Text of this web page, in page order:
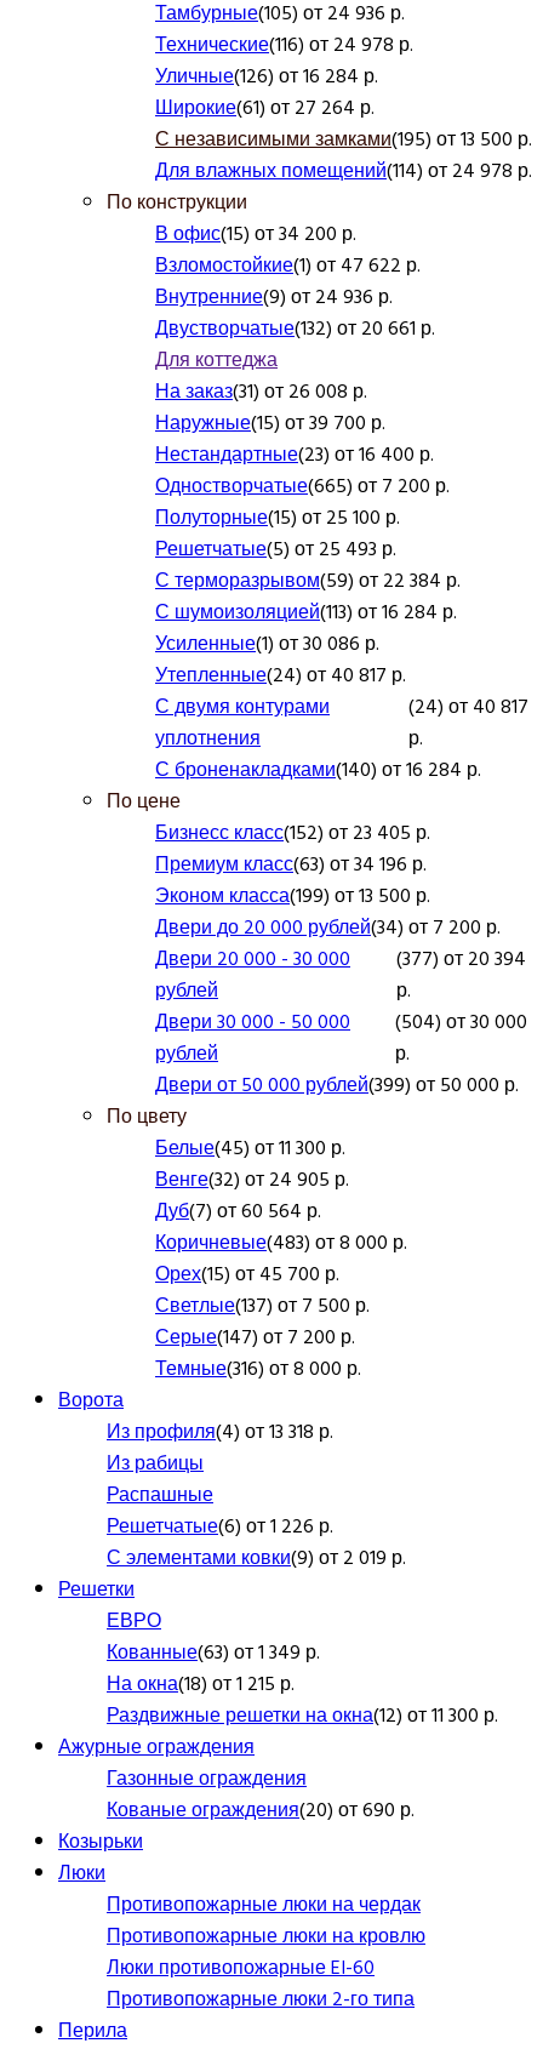
Тамбурные(105) от 24 936 р.
Технические(116) от 24 978 р.
Уличные(126) от 16 284 р.
Широкие(61) от 27 264 р.
С независимыми замками(195) от 13 500 р.
Для влажных помещений(114) от 24 978 р.
По конструкции
В офис(15) от 34 200 р.
Взломостойкие(1) от 47 622 р.
Внутренние(9) от 24 936 р.
Двустворчатые(132) от 20 661 р.
Для коттеджа
На заказ(31) от 26 008 р.
Наружные(15) от 39 700 р.
Нестандартные(23) от 16 400 р.
Одностворчатые(665) от 7 200 р.
Полуторные(15) от 25 100 р.
Решетчатые(5) от 25 493 р.
С терморазрывом(59) от 22 384 р.
С шумоизоляцией(113) от 16 284 р.
Усиленные(1) от 30 086 р.
Утепленные(24) от 40 817 р.
С двумя контурами
уплотнения
(24) от 40 817
р.
С броненакладками(140) от 16 284 р.
По цене
Бизнесс класс(152) от 23 405 р.
Премиум класс(63) от 34 196 р.
Эконом класса(199) от 13 500 р.
Двери до 20 000 рублей(34) от 7 200 р.
Двери 20 000 - 30 000
рублей
(377) от 20 394
р.
Двери 30 000 - 50 000
рублей
(504) от 30 000
р.
Двери от 50 000 рублей(399) от 50 000 р.
По цвету
Белые(45) от 11 300 р.
Венге(32) от 24 905 р.
Дуб(7) от 60 564 р.
Коричневые(483) от 8 000 р.
Орех(15) от 45 700 р.
Светлые(137) от 7 500 р.
Серые(147) от 7 200 р.
Темные(316) от 8 000 р.
Ворота
Из профиля(4) от 13 318 р.
Из рабицы
Распашные
Решетчатые(6) от 1 226 р.
С элементами ковки(9) от 2 019 р.
Решетки
ЕВРО
Кованные(63) от 1 349 р.
На окна(18) от 1 215 р.
Раздвижные решетки на окна(12) от 11 300 р.
Ажурные ограждения
Газонные ограждения
Кованые ограждения(20) от 690 р.
Козырьки
Люки
Противопожарные люки на чердак
Противопожарные люки на кровлю
Люки противопожарные EI-60
Противопожарные люки 2-го типа
Перила